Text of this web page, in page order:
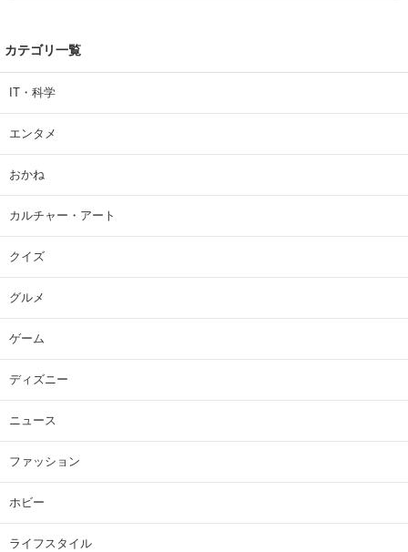
カテゴリ一覧
IT・科学
エンタメ
おかね
カルチャー・アート
クイズ
グルメ
ゲーム
ディズニー
ニュース
ファッション
ホビー
ライフスタイル